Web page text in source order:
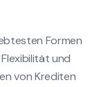
Formen
und
von Krediten